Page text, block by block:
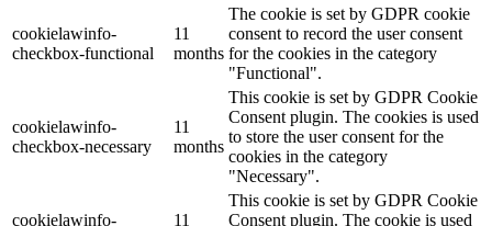
cookielawinfo-
checkbox-functional
11
months
The cookie is set by GDPR cookie
consent to record the user consent
for the cookies in the category
"Functional".
cookielawinfo-
checkbox-necessary
11
months
This cookie is set by GDPR Cookie
Consent plugin. The cookies is used
to store the user consent for the
cookies in the category
"Necessary".
cookielawinfo-
11
This cookie is set by GDPR Cookie
Consent plugin. The cookie is used